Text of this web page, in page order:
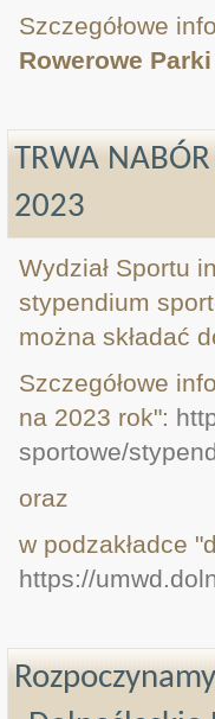
Szczegółowe
Rowerowe
TRWA
2023
Wydział Sportu
stypendium
można składać
Szczegółowe
na 2023 rok":
sportowe/
oraz
w podzakładce
https://